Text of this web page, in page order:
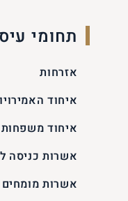
תחומי
אזרחות
איחוד
איחוד משפחות
אשרות כניסה
אשרות מומחים